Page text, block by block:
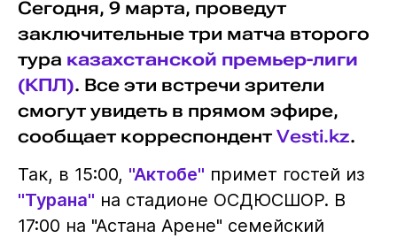
Сегодня, 9 марта, проведут
заключительные три матча второго
тура казахстанской премьер-лиги
(КПЛ). Все эти встречи зрители
смогут увидеть в прямом эфире,
сообщает корреспондент Vesti.kz.
Так, в 15:00, "Актобе" примет гостей из
"Турана" на стадионе ОСДЮСШОР. В
17:00 на "Астана Арене" семейский